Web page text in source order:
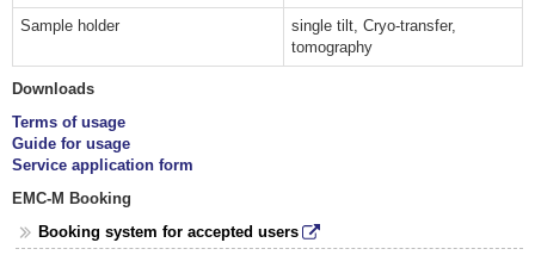
Sample holder
single tilt, Cryo-transfer,
tomography
Downloads
Terms of usage
Guide for usage
Service application form
EMC-M Booking
Booking system for accepted users